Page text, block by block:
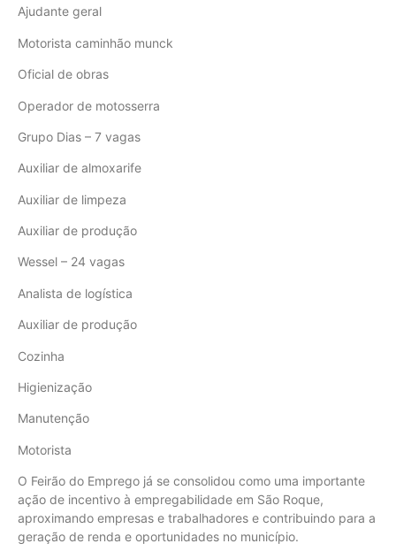
Ajudante geral
Motorista caminhão munck
Oficial de obras
Operador de motosserra
Grupo Dias – 7 vagas
Auxiliar de almoxarife
Auxiliar de limpeza
Auxiliar de produção
Wessel – 24 vagas
Analista de logística
Auxiliar de produção
Cozinha
Higienização
Manutenção
Motorista
O Feirão do Emprego já se consolidou como uma importante
ação de incentivo à empregabilidade em São Roque,
aproximando empresas e trabalhadores e contribuindo para a
geração de renda e oportunidades no município.